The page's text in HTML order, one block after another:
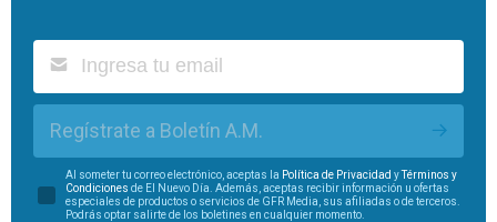
Regístrate a Boletín A.M.
Al someter tu correo electrónico, aceptas la Política de Privacidad yTérminos y
Condiciones de El Nuevo Día. Además, aceptas recibir información u ofertas
especiales de productos o servicios de GFR Media, sus afiliadas o de terceros.
Podrás optar salirte de los boletines en cualquier momento.